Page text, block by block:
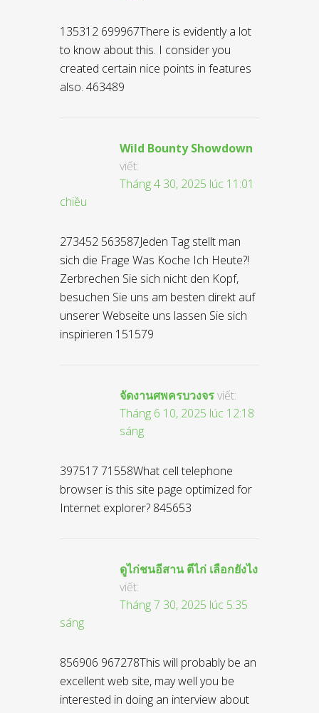
135312 699967There is evidently a lot
to know about this. I consider you
created certain nice points in features
also. 463489
Wild Bounty Showdown
viết:
Tháng 4 30, 2025 lúc 11:01
chiều
273452 563587Jeden Tag stellt man
sich die Frage Was Koche Ich Heute?!
Zerbrechen Sie sich nicht den Kopf,
besuchen Sie uns am besten direkt auf
unserer Webseite uns lassen Sie sich
inspirieren 151579
จัดงานศพครบวงจรviết:
Tháng 6 10, 2025 lúc 12:18
sáng
397517 71558What cell telephone
browser is this site page optimized for
Internet explorer? 845653
ดูไก่ชนอีสาน ตีไก่ เลือกยังไง
viết:
Tháng 7 30, 2025 lúc 5:35
sáng
856906 967278This will probably be an
excellent web site, may well you be
interested in doing an interview about